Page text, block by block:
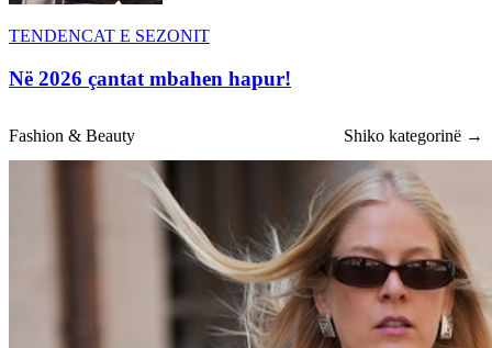
TENDENCAT E SEZONIT
Në 2026 çantat mbahen hapur!
Fashion & Beauty Shiko kategorinë →